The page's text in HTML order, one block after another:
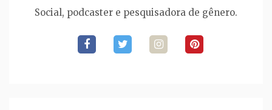
Social, podcaster e pesquisadora de gênero.